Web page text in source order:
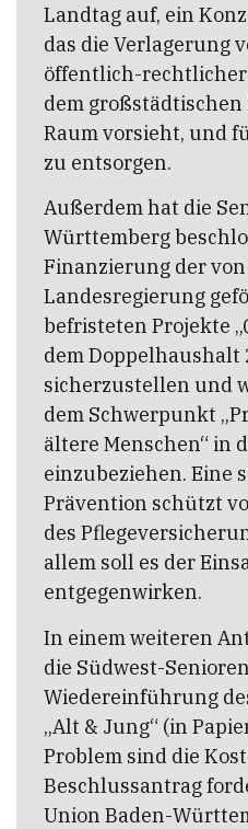
Landtag auf, ein
das die Verlagerung
öffentlich-
dem
Raum vorsieht, und
zu entsorgen.
Außerdem hat die
Württemberg
Finanzierung der
Landesregierung
befristeten Projekte
dem Doppelhaushalt
sicherzustellen und
dem Schwerpunkt
ältere Menschen“ in
einzubeziehen. Eine
Prävention schützt
des
allem soll es der
entgegenwirken.
In einem weiteren
die Südwest-
Wiedereinführung
„Alt & Jung“ (in
Problem sind die
Beschlussantrag
Union Baden-